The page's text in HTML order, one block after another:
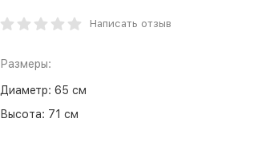
Написать отзыв
Размеры:
Диаметр: 65 см
Высота: 71 см